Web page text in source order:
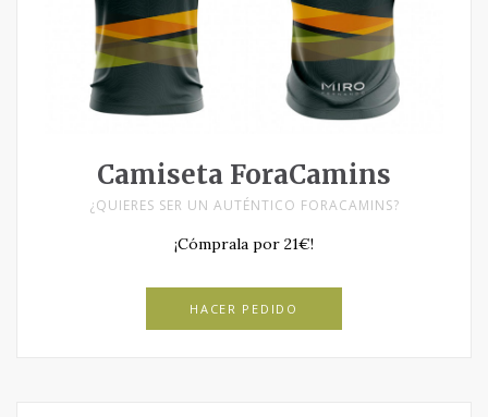
Camiseta ForaCamins
¿QUIERES SER UN AUTÉNTICO FORACAMINS?
¡Cómprala por 21€!
HACER PEDIDO